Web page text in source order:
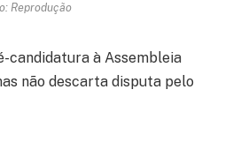
Reprodução
candidatura à Assembleia
não descarta disputa pelo